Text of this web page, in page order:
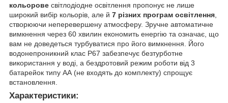
кольорове світлодіодне освітлення пропонує не лише
широкий вибір кольорів, але й 7 різних програм освітлення
створюючи неперевершену атмосферу. Зручне автоматичне
вимкнення через 60 хвилин економить енергію та означає, що
вам не доведеться турбуватися про його вимкнення. Його
водонепроникний клас P67 забезпечує безтурботне
використання у воді, а бездротовий режим роботи від 3
батарейок типу АА (не входять до комплекту) спрощує
встановлення.
Характеристики: